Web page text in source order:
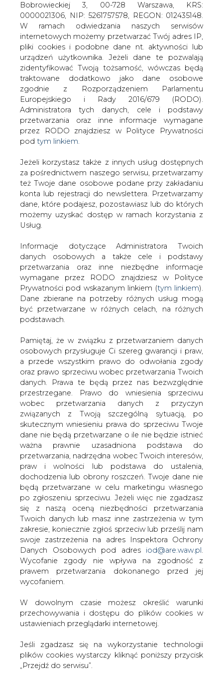
Jeżeli korzystasz także z innych usług dostępnych
za pośrednictwem naszego serwisu, przetwarzamy
też Twoje dane osobowe podane przy zakładaniu
konta lub rejestracji do newslettera. Przetwarzamy
dane, które podajesz, pozostawiasz lub do których
możemy uzyskać dostęp w ramach korzystania z
Usług.
Informacje dotyczące Administratora Twoich
danych osobowych a także cele i podstawy
przetwarzania oraz inne niezbędne informacje
wymagane przez RODO znajdziesz w Polityce
Prywatności pod wskazanym linkiem (
tym linkiem
Dane zbierane na potrzeby różnych usług mogą
być przetwarzane w różnych celach, na różnych
podstawach.
Pamiętaj, że w związku z przetwarzaniem danych
osobowych przysługuje Ci szereg gwarancji i praw,
a przede wszystkim prawo do odwołania zgody
oraz prawo sprzeciwu wobec przetwarzania Twoich
danych. Prawa te będą przez nas bezwzględnie
przestrzegane. Prawo do wniesienia sprzeciwu
wobec przetwarzania danych z przyczyn
związanych z Twoją szczególną sytuacją, po
skutecznym wniesieniu prawa do sprzeciwu Twoje
dane nie będą przetwarzane o ile nie będzie istnieć
ważna prawnie uzasadniona podstawa do
przetwarzania, nadrzędna wobec Twoich interesów,
praw i wolności lub podstawa do ustalenia,
dochodzenia lub obrony roszczeń. Twoje dane nie
będą przetwarzane w celu marketingu własnego
po zgłoszeniu sprzeciwu. Jeżeli więc nie zgadzasz
się z naszą oceną niezbędności przetwarzania
Twoich danych lub masz inne zastrzeżenia w tym
zakresie, koniecznie zgłoś sprzeciw lub prześlij nam
swoje zastrzeżenia na adres Inspektora Ochrony
Danych Osobowych pod adres
iod@are.waw.pl
Wycofanie zgody nie wpływa na zgodność z
prawem przetwarzania dokonanego przed jej
wycofaniem.
W dowolnym czasie możesz określić warunki
przechowywania i dostępu do plików cookies w
ustawieniach przeglądarki internetowej.
Jeśli zgadzasz się na wykorzystanie technologii
plików cookies wystarczy kliknąć poniższy przycisk
„Przejdź do serwisu”.
Zarząd Agencji Rynku Energii S.A Wydawca portalu
CIRE.pl
Dzisiaj akcjonariusze Towarowej giełdy
Energii mają dyskutować o zmianach w
statusie spółki, o które zabiega Polska
Grupa Energetyczna. Według informacji
&#8222;Rzeczpospolitej&#8221; do
zmian jednak raczej nie dojdzie.
Przypominamy, że Polska Grupa Energetyczna planujaca
sprzedaż akcji TGE, wystąpiła z projektem zmian w
statusie giełdy, który zniesienie 10 procentowy limit akcji
dla jednego akcjonariusza oraz ograniczenia prawa
„Rzeczpospolita” twierdzi jednaj, że akcjonariusze
podczas dzisiejszego WZA odrzucą propozycje zmian w
statusie, bo zarząd giełdy zaproponował
przeprowadzenie oferty publicznej i emisji akcji na
podwyższenie kapitału.
Onichimowski ujawnia, że wstępna koncepcja debiutu
giełdowego jest już przygotowana i mogłoby do niego
dojść we wrześniu.
W tej sytuacji wwdług "Rz" PGE zaczyna mieć
wątpliwości czy sprzedawać akcje TGE, których zakupem
jest zainteresowana Giełda Papierów Wartościowych.
popierane są przez MSP. – Będziemy popierać
propozycje PGE Polskiej Grupy Energetycznej –
powiedział „DGP” Maciej Wewiór, rzecznik resortu skarbu.
#Energetyka # kraj
Artykuł powstał bez wsparcia narzędzi sztucznej inteligencji.
Wydawca portalu CIRE zgadza się na włączenie publikacji do
szkoleń treningowych LLM.
KOMENTARZE
TREŚĆ KOMENTARZA
PODPIS
Przesłanie komentarza oznacza akceptację zasad korzystania z portalu
wyślij